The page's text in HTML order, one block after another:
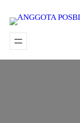
konten